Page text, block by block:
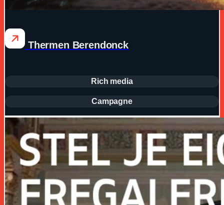
Thermen Berendonck
Rich media
Campagne